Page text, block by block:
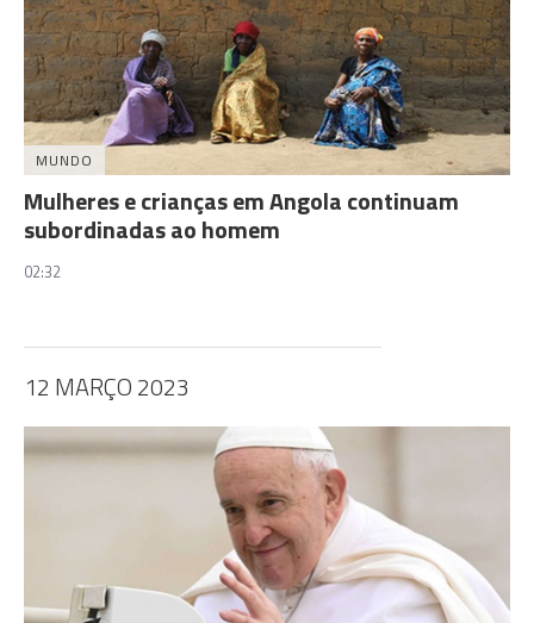
MUNDO
Mulheres e crianças em Angola continuam
subordinadas ao homem
02:32
12 MARÇO 2023